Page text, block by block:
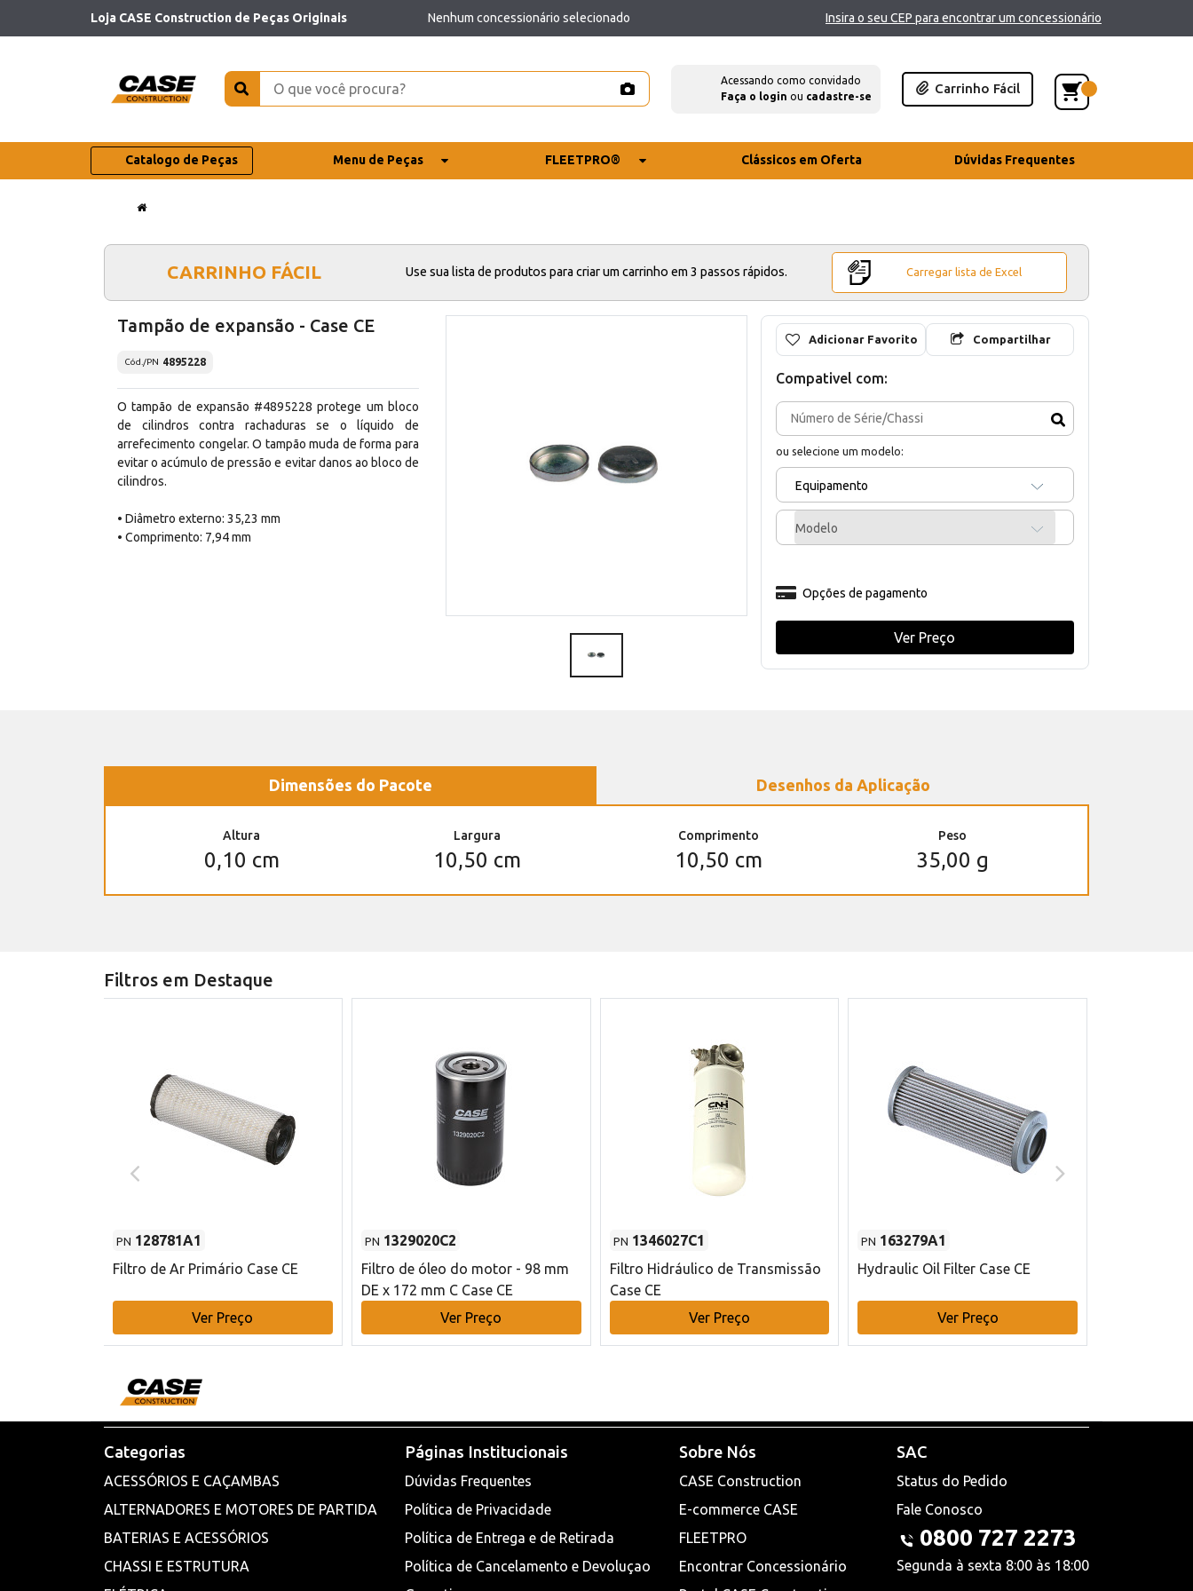
Loja CASE Construction de Peças Originais Nenhum concessionário selecionado Insira o seu CEP para encontrar um concessionário
Acessando como convidado
Faça o login ou cadastre-se
Carrinho Fácil
Catalogo de Peças Menu de Peças FLEETPRO® Clássicos em Oferta Dúvidas Frequentes
CARRINHO FÁCIL Use sua lista de produtos para criar um carrinho em 3 passos rápidos. Carregar lista de Excel
Tampão de expansão - Case CE
Cód./PN 4895228
O tampão de expansão #4895228 protege um bloco
de cilindros contra rachaduras se o líquido de
arrefecimento congelar. O tampão muda de forma para
evitar o acúmulo de pressão e evitar danos ao bloco de
cilindros.
• Diâmetro externo: 35,23 mm
• Comprimento: 7,94 mm
Adicionar Favorito Compartilhar
Compativel com:
ou selecione um modelo:
Equipamento
Modelo
Opções de pagamento
Ver Preço
Dimensões do Pacote Desenhos da Aplicação
Altura
0,10 cm
Largura
10,50 cm
Comprimento
10,50 cm
Peso
35,00 g
Filtros em Destaque
PN 128781A1
Filtro de Ar Primário Case CE
Ver Preço
PN 1329020C2
Filtro de óleo do motor - 98 mm
DE x 172 mm C Case CE
Ver Preço
PN 1346027C1
Filtro Hidráulico de Transmissão
Case CE
Ver Preço
PN 163279A1
Hydraulic Oil Filter Case CE
Ver Preço
Categorias
ACESSÓRIOS E CAÇAMBAS
ALTERNADORES E MOTORES DE PARTIDA
BATERIAS E ACESSÓRIOS
CHASSI E ESTRUTURA
Páginas Institucionais
Dúvidas Frequentes
Política de Privacidade
Política de Entrega e de Retirada
Política de Cancelamento e Devoluçao
Sobre Nós
CASE Construction
E-commerce CASE
FLEETPRO
Encontrar Concessionário
SAC
Status do Pedido
Fale Conosco
0800 727 2273
Segunda à sexta 8:00 às 18:00